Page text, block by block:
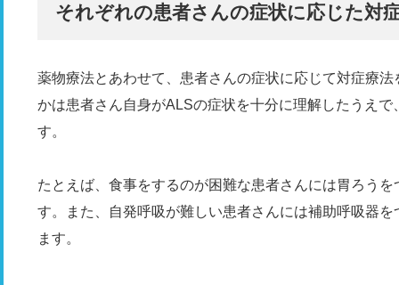
それぞれの患者さんの症状に応じた対
薬物療法とあわせて、患者さんの症状に応じて対症療
かは患者さん自身がALSの症状を十分に理解したうえ
す。
たとえば、食事をするのが困難な患者さんには胃ろう
す。また、自発呼吸が難しい患者さんには補助呼吸器
ます。